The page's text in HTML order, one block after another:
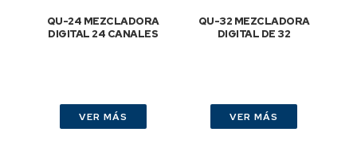
QU-24 MEZCLADORA
DIGITAL 24 CANALES
VER MÁS
QU-32 MEZCLADORA
DIGITAL DE 32
VER MÁS